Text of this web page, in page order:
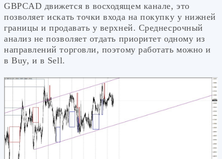
GBPCAD движется в восходящем канале, это
позволяет искать точки входа на покупку у нижней
границы и продавать у верхней. Среднесрочный
анализ не позволяет отдать приоритет одному из
направлений торговли, поэтому работать можно и
в Buy, и в Sell.